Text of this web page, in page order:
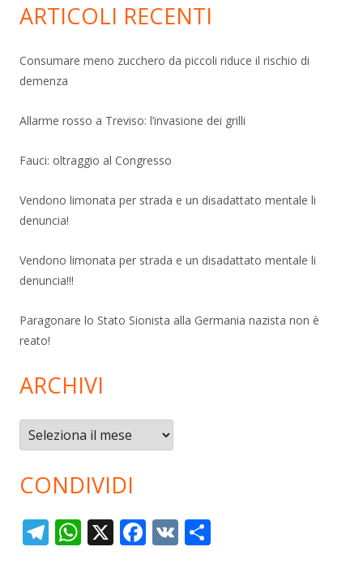
ARTICOLI RECENTI
Consumare meno zucchero da piccoli riduce il rischio di
demenza
Allarme rosso a Treviso: l’invasione dei grilli
Fauci: oltraggio al Congresso
Vendono limonata per strada e un disadattato mentale li
denuncia!
Vendono limonata per strada e un disadattato mentale li
denuncia!!!
Paragonare lo Stato Sionista alla Germania nazista non è
reato!
ARCHIVI
Archivi
CONDIVIDI
T W X F V